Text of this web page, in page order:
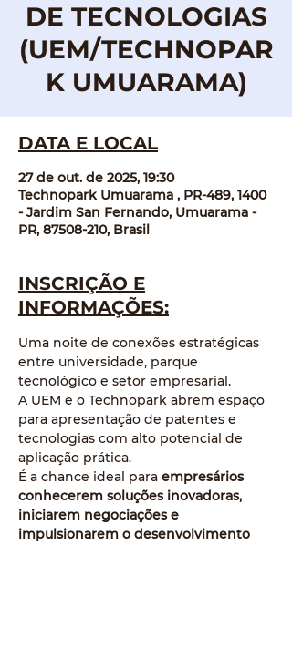
DE TECNOLOGIAS
(UEM/TECHNOPAR
K UMUARAMA)
DATA E LOCAL
27 de out. de 2025, 19:30
Technopark Umuarama , PR-489, 1400
- Jardim San Fernando, Umuarama -
PR, 87508-210, Brasil
INSCRIÇÃO E
INFORMAÇÕES:
Uma noite de conexões estratégicas
entre universidade, parque
tecnológico e setor empresarial.
A UEM e o Technopark abrem espaço
para apresentação de patentes e
tecnologias com alto potencial de
aplicação prática.
É a chance ideal para empresários
conhecerem soluções inovadoras,
iniciarem negociações e
impulsionarem o desenvolvimento